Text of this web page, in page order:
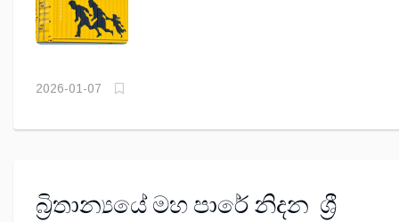
2026-01-07
බ්‍රිතාන්‍යයේ මහ පාරේ නිදන ශ්‍රී